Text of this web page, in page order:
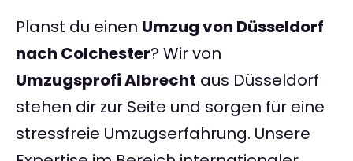
Planst du einen Umzug von Düsseldorf
nach Colchester? Wir von
Umzugsprofi Albrecht aus Düsseldorf
stehen dir zur Seite und sorgen für eine
stressfreie Umzugserfahrung. Unsere